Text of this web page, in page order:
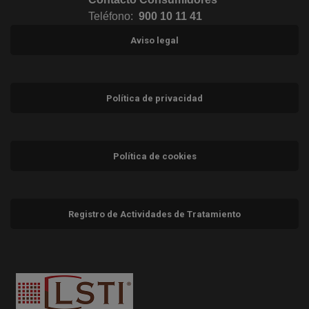
Teléfono: 900 10 11 41
Aviso legal
Política de privacidad
Política de cookies
Registro de Actividades de Tratamiento